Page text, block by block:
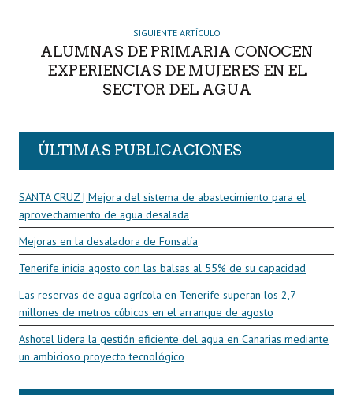
SIGUIENTE ARTÍCULO
ALUMNAS DE PRIMARIA CONOCEN
EXPERIENCIAS DE MUJERES EN EL
SECTOR DEL AGUA
ÚLTIMAS PUBLICACIONES
SANTA CRUZ | Mejora del sistema de abastecimiento para el
aprovechamiento de agua desalada
Mejoras en la desaladora de Fonsalía
Tenerife inicia agosto con las balsas al 55% de su capacidad
Las reservas de agua agrícola en Tenerife superan los 2,7
millones de metros cúbicos en el arranque de agosto
Ashotel lidera la gestión eficiente del agua en Canarias mediante
un ambicioso proyecto tecnológico